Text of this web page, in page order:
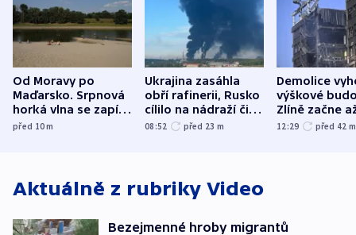
Od Moravy po
Maďarsko. Srpnová
horká vlna se zapíše
do dějin
před 10m
Ukrajina zasáhla
obří rafinerii, Rusko
cílilo na nádraží či
autobus
08:52 před 23 m
Demolice
výškové
Zlíně začne
následujících
12:29 před 42 m
Aktuálně z rubriky Video
Bezejmenné hroby migrantů